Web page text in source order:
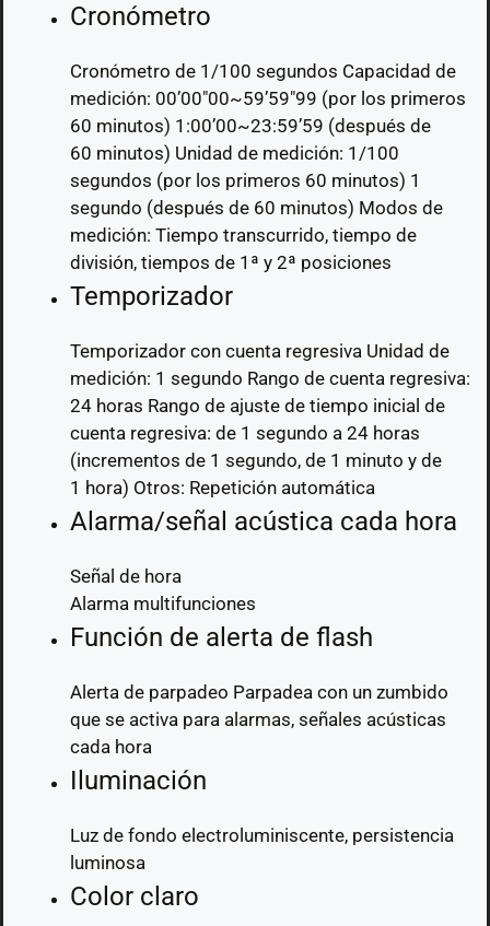
Cronómetro
Cronómetro de 1/100 segundos Capacidad de
medición: 00’00″00~59’59″99 (por los primeros
60 minutos) 1:00’00~23:59’59 (después de
60 minutos) Unidad de medición: 1/100
segundos (por los primeros 60 minutos) 1
segundo (después de 60 minutos) Modos de
medición: Tiempo transcurrido, tiempo de
división, tiempos de 1ª y 2ª posiciones
Temporizador
Temporizador con cuenta regresiva Unidad de
medición: 1 segundo Rango de cuenta regresiva:
24 horas Rango de ajuste de tiempo inicial de
cuenta regresiva: de 1 segundo a 24 horas
(incrementos de 1 segundo, de 1 minuto y de
1 hora) Otros: Repetición automática
Alarma/señal acústica cada hora
Señal de hora
Alarma multifunciones
Función de alerta de flash
Alerta de parpadeo Parpadea con un zumbido
que se activa para alarmas, señales acústicas
cada hora
Iluminación
Luz de fondo electroluminiscente, persistencia
luminosa
Color claro